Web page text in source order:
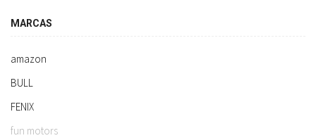
MARCAS
amazon
BULL
FENIX
fun motors